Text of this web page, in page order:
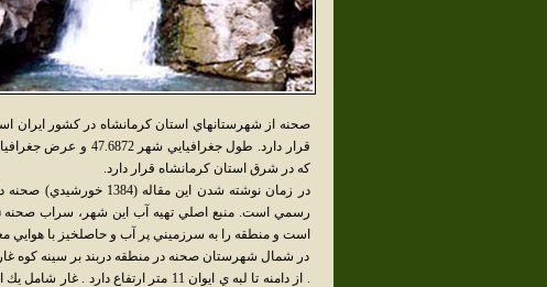
که‌ در شرق استان کرمانشاه قرار دارد.
در زمان نوشته شدن اين
رسمي است. منبع اصلي تهيه آب اين شهر، سراب صحنه
است و منطقه را به سرزميني پر آب و حاصلخيز با هوايي
در شمال شهرستان صحنه در منطقه دربند بر سينه كوه
. از دامنه تا لبه ي ايوان 11 متر